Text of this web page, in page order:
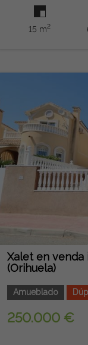
15 m2
Xalet en venda
(Orihuela)
Amueblado
250.000 €